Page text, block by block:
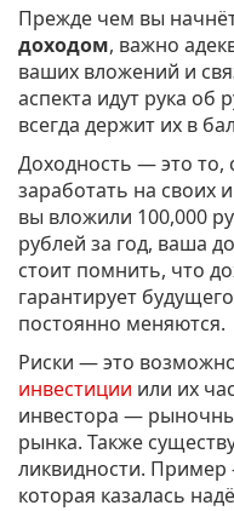
Прежде чем вы
доходом, важно
ваших вложений и
аспекта идут рука об
всегда держит их в
Доходность — это то,
заработать на своих
вы вложили 100,000
рублей за год, ваша
стоит помнить, что
гарантирует
постоянно меняются.
Риски — это
инвестиции или их
инвестора —
рынка. Также
ликвидности.
которая казалась